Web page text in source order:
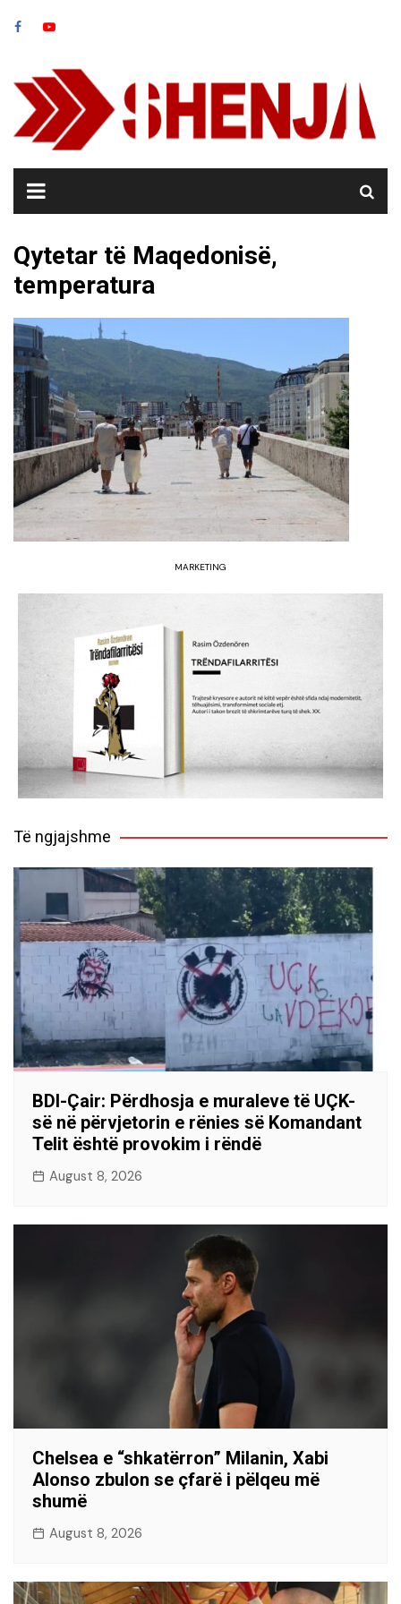
Qytetar të Maqedonisë,
temperatura
MARKETING
Të ngjajshme
BDI-Çair: Përdhosja e muraleve të UÇK-
së në përvjetorin e rënies së Komandant
Telit është provokim i rëndë
August 8, 2026
Chelsea e “shkatërron” Milanin, Xabi
Alonso zbulon se çfarë i pëlqeu më
shumë
August 8, 2026